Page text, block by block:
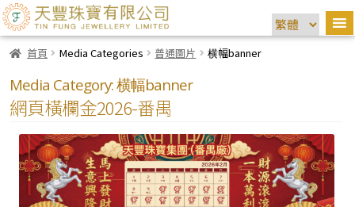
首頁 Media Categories 普通圖片 横幅banner
Media Category:横幅banner
網頁橫欄金2026-番禺